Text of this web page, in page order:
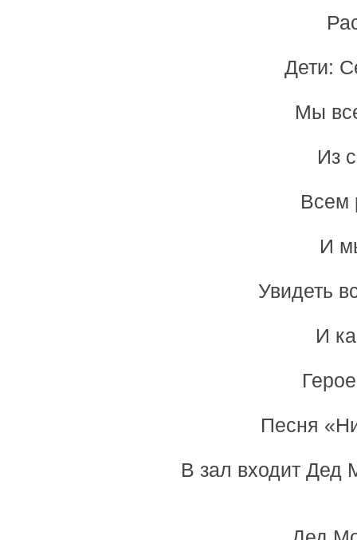
Дети:
Мы
Из
Всем
И
Увидеть
И
Песня
В зал входит Дед